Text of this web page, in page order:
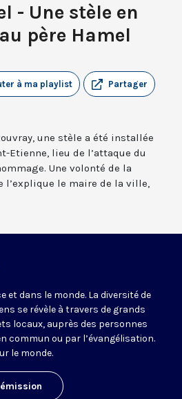
- Une stèle en
père Hamel
Partager
à ma playlist
une stèle a été installée
Etienne, lieu de l’attaque du
Une volonté de la
l’explique le maire de la ville,
et dans le monde. La diversité de
se révèle à travers de grands
locaux, auprès des personnes
commun ou par l’évangélisation.
le monde.